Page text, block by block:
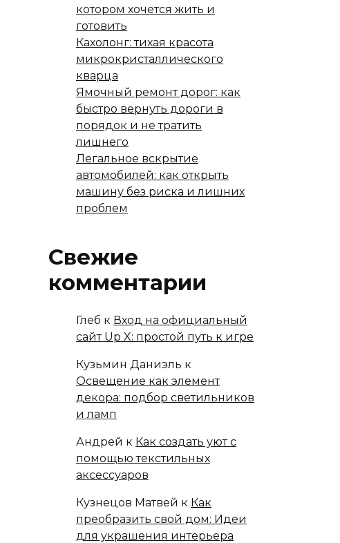
котором хочется жить и
готовить
Кахолонг: тихая красота
микрокристаллического
кварца
Ямочный ремонт дорог: как
быстро вернуть дороги в
порядок и не тратить
лишнего
Легальное вскрытие
автомобилей: как открыть
машину без риска и лишних
проблем
Свежие
комментарии
Глеб к Вход на официальный
сайт Up X: простой путь к игре
Кузьмин Даниэль к
Освещение как элемент
декора: подбор светильников
и ламп
Андрей к Как создать уют с
помощью текстильных
аксессуаров
Кузнецов Матвей к Как
преобразить свой дом: Идеи
для украшения интерьера